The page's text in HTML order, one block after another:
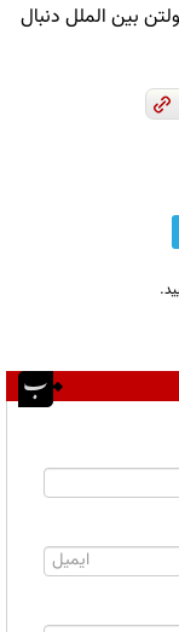
بین الملل دنبال